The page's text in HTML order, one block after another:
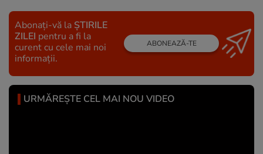
Abonați-vă la ȘTIRILE
ZILEI pentru a fi la
curent cu cele mai noi
informații.
ABONEAZĂ-TE
URMĂREȘTE CEL MAI NOU VIDEO